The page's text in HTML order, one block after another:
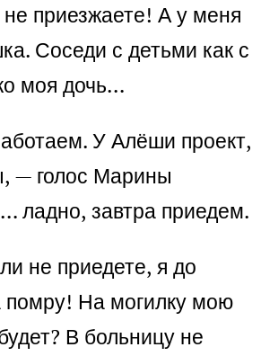
приезжаете! А у меня
Соседи с детьми как с
моя дочь…
У Алёши проект,
— голос Марины
ладно, завтра приедем.
не приедете, я до
помру! На могилку мою
В больницу не